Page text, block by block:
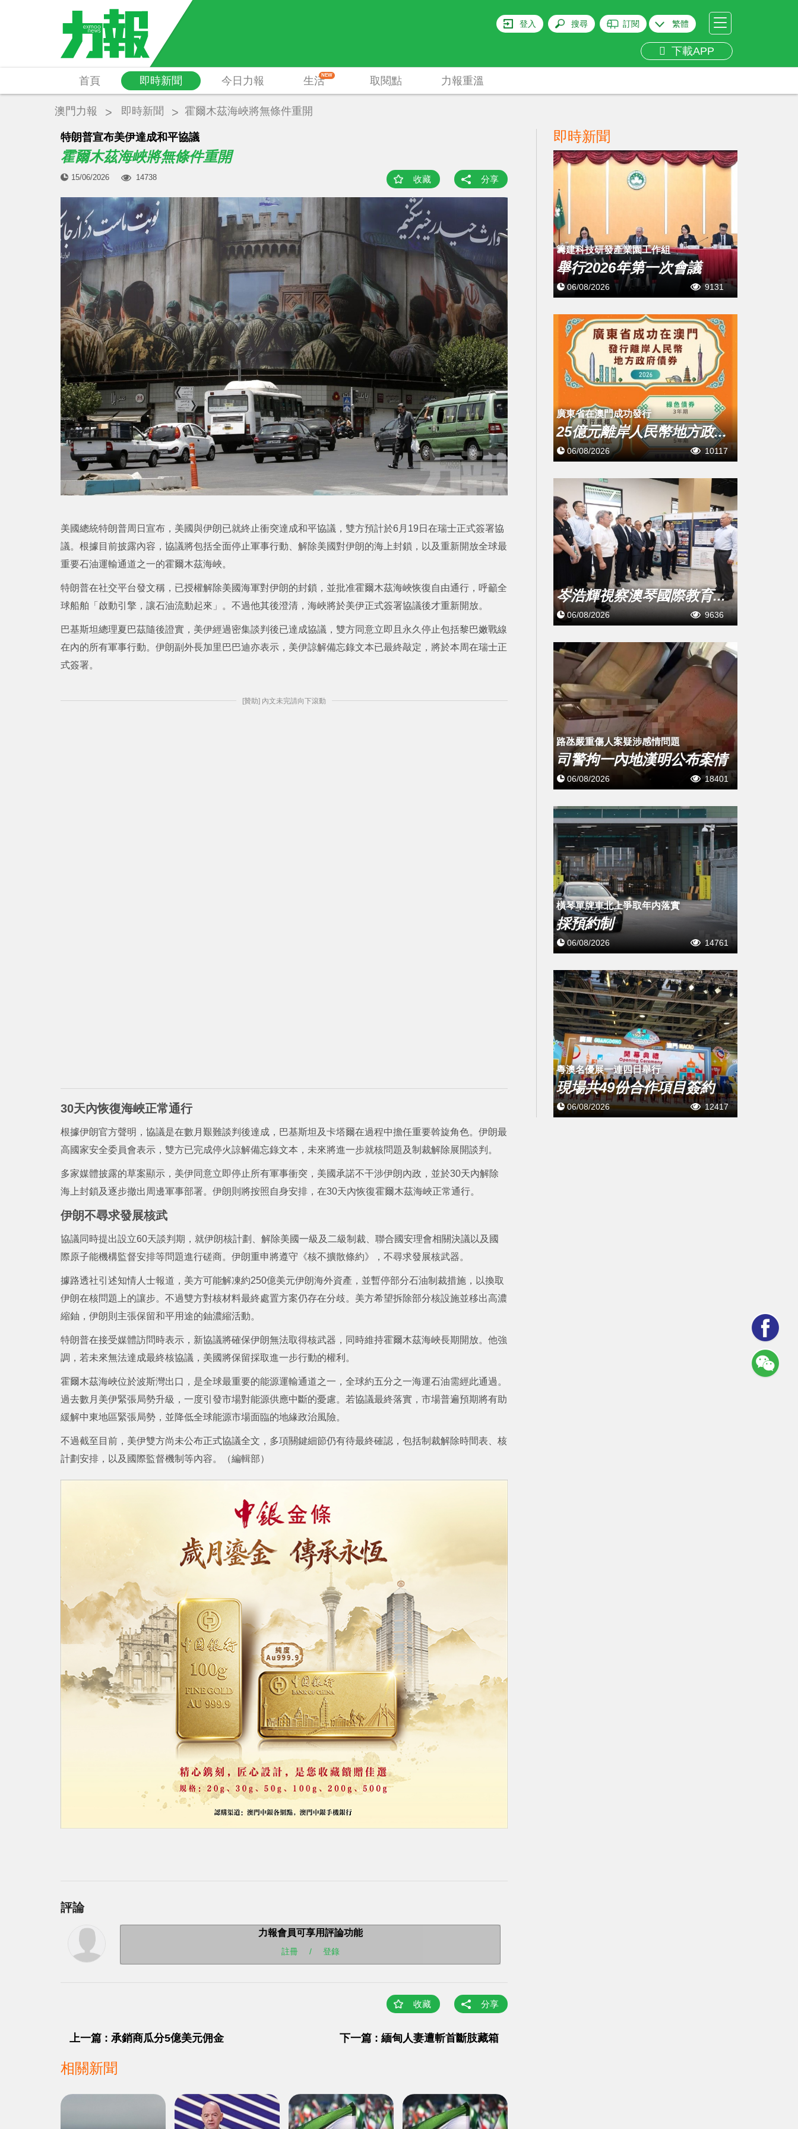
登入 搜尋 訂閱 繁體
下載APP
首頁 即時新聞 今日力報 生活NEW 取閱點 力報重溫
澳門力報 即時新聞 霍爾木茲海峽將無條件重開
特朗普宣布美伊達成和平協議
霍爾木茲海峽將無條件重開
15/06/2026 14738 收藏 分享
美國總統特朗普周日宣布，美國與伊朗已就終止衝突達成和平協議，雙方預計於6月19日在瑞士正式簽署協
議。根據目前披露內容，協議將包括全面停止軍事行動、解除美國對伊朗的海上封鎖，以及重新開放全球最
重要石油運輸通道之一的霍爾木茲海峽。
特朗普在社交平台發文稱，已授權解除美國海軍對伊朗的封鎖，並批准霍爾木茲海峽恢復自由通行，呼籲全
球船舶「啟動引擎，讓石油流動起來」。不過他其後澄清，海峽將於美伊正式簽署協議後才重新開放。
巴基斯坦總理夏巴茲隨後證實，美伊經過密集談判後已達成協議，雙方同意立即且永久停止包括黎巴嫩戰線
在內的所有軍事行動。伊朗副外長加里巴巴迪亦表示，美伊諒解備忘錄文本已最終敲定，將於本周在瑞士正
式簽署。
[贊助] 內文未完請向下滾動
30天內恢復海峽正常通行
根據伊朗官方聲明，協議是在數月艱難談判後達成，巴基斯坦及卡塔爾在過程中擔任重要斡旋角色。伊朗最
高國家安全委員會表示，雙方已完成停火諒解備忘錄文本，未來將進一步就核問題及制裁解除展開談判。
多家媒體披露的草案顯示，美伊同意立即停止所有軍事衝突，美國承諾不干涉伊朗內政，並於30天內解除
海上封鎖及逐步撤出周邊軍事部署。伊朗則將按照自身安排，在30天內恢復霍爾木茲海峽正常通行。
伊朗不尋求發展核武
協議同時提出設立60天談判期，就伊朗核計劃、解除美國一級及二級制裁、聯合國安理會相關決議以及國
際原子能機構監督安排等問題進行磋商。伊朗重申將遵守《核不擴散條約》，不尋求發展核武器。
據路透社引述知情人士報道，美方可能解凍約250億美元伊朗海外資產，並暫停部分石油制裁措施，以換取
伊朗在核問題上的讓步。不過雙方對核材料最終處置方案仍存在分歧。美方希望拆除部分核設施並移出高濃
縮鈾，伊朗則主張保留和平用途的鈾濃縮活動。
特朗普在接受媒體訪問時表示，新協議將確保伊朗無法取得核武器，同時維持霍爾木茲海峽長期開放。他強
調，若未來無法達成最終核協議，美國將保留採取進一步行動的權利。
霍爾木茲海峽位於波斯灣出口，是全球最重要的能源運輸通道之一，全球約五分之一海運石油需經此通過。
過去數月美伊緊張局勢升級，一度引發市場對能源供應中斷的憂慮。若協議最終落實，市場普遍預期將有助
緩解中東地區緊張局勢，並降低全球能源市場面臨的地緣政治風險。
不過截至目前，美伊雙方尚未公布正式協議全文，多項關鍵細節仍有待最終確認，包括制裁解除時間表、核
計劃安排，以及國際監督機制等內容。（編輯部）
評論
力報會員可享用評論功能
註冊 / 登錄
收藏 分享
上一篇 : 承銷商瓜分5億美元佣金 下一篇 : 緬甸人妻遭斬首斷肢藏箱
相關新聞
即時新聞
籌建科技研發產業園工作組
舉行2026年第一次會議
06/08/2026 9131
廣東省在澳門成功發行
25億元離岸人民幣地方政...
06/08/2026 10117
岑浩輝視察澳琴國際教育...
06/08/2026 9636
​路氹嚴重傷人案疑涉感情問題
司警拘一內地漢明公布案情
06/08/2026 18401
橫琴單牌車北上爭取年内落實
採預約制
06/08/2026 14761
粵澳名優展一連四日舉行
現場共49份合作項目簽約
06/08/2026 12417